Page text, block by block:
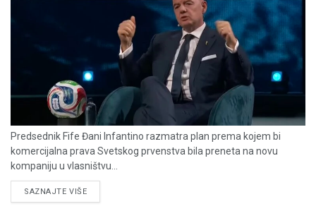
Predsednik Fife Đani Infantino razmatra plan prema kojem bi
komercijalna prava Svetskog prvenstva bila preneta na novu
kompaniju u vlasništvu...
SAZNAJTE VIŠEDETAILS